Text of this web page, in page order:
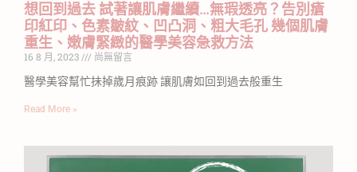
想回到過去 試著讓肌膚繼續…無瑕透亮？告別瘡
印紅印、色素皺紋、凹凸洞、粗大毛孔 幾個肌膚
重生、嫩膚緊緻的醫學美容急救方法
16 8 月, 2023
尚無留言
醫學美容幫忙抺掉歲月痕跡 讓肌膚如回到過去般重生
Read More »